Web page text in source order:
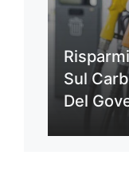
Sul
Del